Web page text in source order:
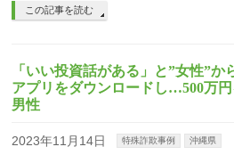
この記事を読む
「いい投資話がある」と”女性”
アプリをダウンロードし…500万
男性
2023年11月14日 特殊詐欺事例 沖縄県